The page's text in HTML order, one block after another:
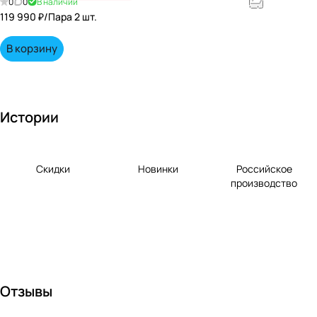
119 990 ₽/Пара 2 шт.
В корзину
Истории
Скидки Новинки
Российское
производство
Отзывы